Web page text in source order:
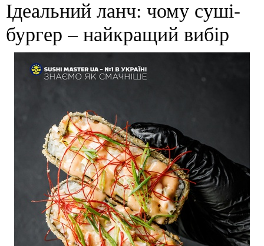
Ідеальний ланч: чому суші-
бургер – найкращий вибір